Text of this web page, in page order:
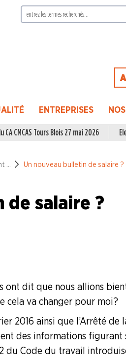
ENTREPRISES
CA CMCAS Tours Blois 27 mai 2026
... Un nouveau bulletin de salaire ?
de salaire ?
ont dit que nous allions
cela va changer pour moi ?
2016 ainsi que l’Arrêté
des informations
du Code du travail